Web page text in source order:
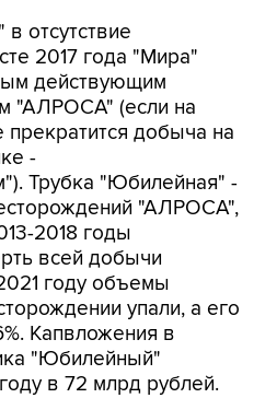
отсутствие
2017 года "Мира"
действующим
"АЛРОСА" (если на
добыча на
-
Трубка "Юбилейная" -
"АЛРОСА",
2018 годы
всей добычи
году объемы
упали, а его
Капвложения в
"Юбилейный"
в 72 млрд рублей.